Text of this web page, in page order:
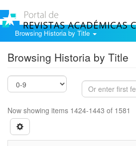
Browsing Historia by Title
Browsing Historia by Title
Now showing items 1424-1443 of 1581